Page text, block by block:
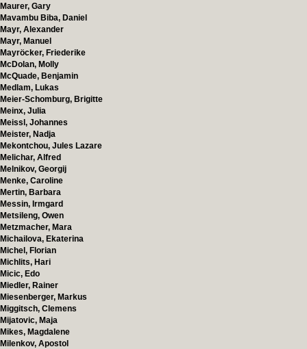
Maurer, Gary
Mavambu Biba, Daniel
Mayr, Alexander
Mayr, Manuel
Mayröcker, Friederike
McDolan, Molly
McQuade, Benjamin
Medlam, Lukas
Meier-Schomburg, Brigitte
Meinx, Julia
Meissl, Johannes
Meister, Nadja
Mekontchou, Jules Lazare
Melichar, Alfred
Melnikov, Georgij
Menke, Caroline
Mertin, Barbara
Messin, Irmgard
Metsileng, Owen
Metzmacher, Mara
Michailova, Ekaterina
Michel, Florian
Michlits, Hari
Micic, Edo
Miedler, Rainer
Miesenberger, Markus
Miggitsch, Clemens
Mijatovic, Maja
Mikes, Magdalene
Milenkov, Apostol